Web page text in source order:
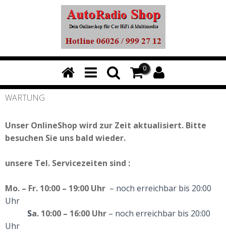
0
WARTUNG
Unser OnlineShop wird zur Zeit aktualisiert. Bitte
besuchen Sie uns bald wieder.
unsere Tel. Servicezeiten sind :
Mo. – Fr. 10:00 – 19:00 Uhr – noch erreichbar bis 20:00
Uhr
Sa. 10:00 – 16:00 Uhr – noch erreichbar bis 20:00
Uhr